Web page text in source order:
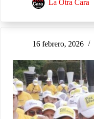
La Otra Cara
16 febrero, 2026